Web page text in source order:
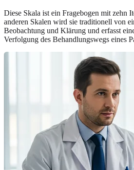
Diese Skala ist ein Fragebogen mit zehn
anderen Skalen wird sie traditionell von
Beobachtung und Klärung und erfasst
Verfolgung des Behandlungswegs eines